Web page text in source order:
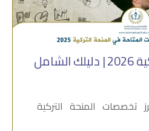
تخصصات المنحة التركية 2026 | دليلك الشامل
تخصصات المنحة التركية